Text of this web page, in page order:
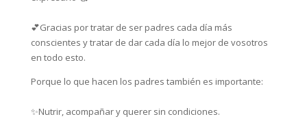
💕Gracias por tratar de ser padres cada día más
conscientes y tratar de dar cada día lo mejor de vosotros
en todo esto.
Porque lo que hacen los padres también es importante:
✨Nutrir, acompañar y querer sin condiciones. ⁣